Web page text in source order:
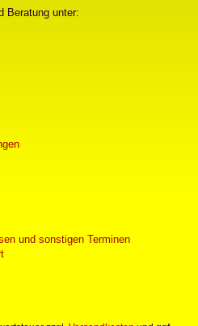
Beratung unter:
und sonstigen Terminen